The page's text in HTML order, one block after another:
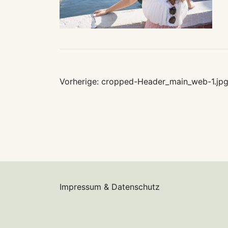
Vorherige: cropped-Header_main_web-1.jpg
Impressum & Datenschutz